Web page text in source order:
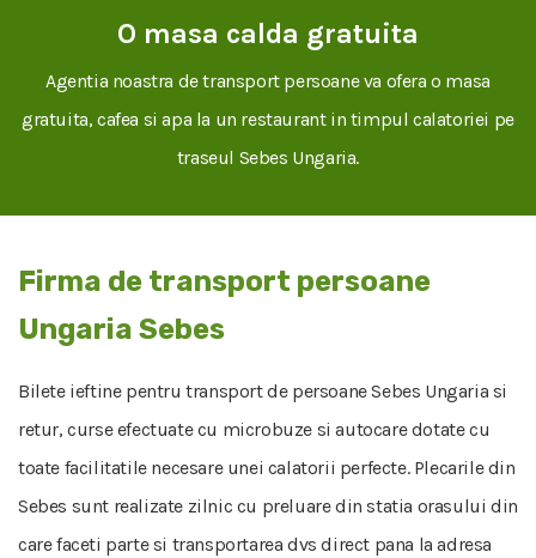
O masa calda gratuita
Agentia noastra de transport persoane va ofera o masa
gratuita, cafea si apa la un restaurant in timpul calatoriei pe
traseul Sebes Ungaria.
Firma de transport persoane
Ungaria Sebes
Bilete ieftine pentru transport de persoane Sebes Ungaria si
retur, curse efectuate cu microbuze si autocare dotate cu
toate facilitatile necesare unei calatorii perfecte. Plecarile din
Sebes sunt realizate zilnic cu preluare din statia orasului din
care faceti parte si transportarea dvs direct pana la adresa